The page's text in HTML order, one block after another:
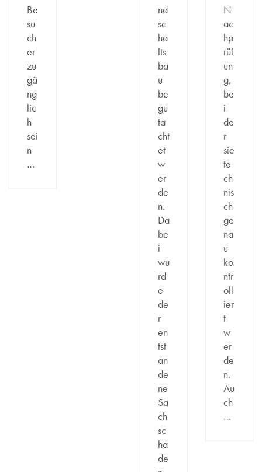
Be
su
ch
er
zu
gä
ng
lic
h
sei
n
…
nd
sc
ha
fts
ba
u
be
gu
ta
cht
et
w
er
de
n.
Da
be
i
wu
rd
e
de
r
en
tst
an
de
ne
Sa
ch
sc
ha
de
N
ac
hp
rüf
un
g,
be
i
de
r
sie
te
ch
nis
ch
ge
na
u
ko
ntr
oll
ier
t
w
er
de
n.
Au
ch
…